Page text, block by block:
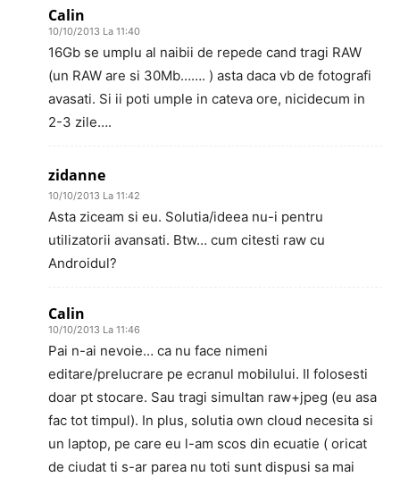
Calin
10/10/2013 La 11:40
16Gb se umplu al naibii de repede cand tragi RAW
(un RAW are si 30Mb……. ) asta daca vb de fotografi
avasati. Si ii poti umple in cateva ore, nicidecum in
2-3 zile….
zidanne
10/10/2013 La 11:42
Asta ziceam si eu. Solutia/ideea nu-i pentru
utilizatorii avansati. Btw… cum citesti raw cu
Androidul?
Calin
10/10/2013 La 11:46
Pai n-ai nevoie… ca nu face nimeni
editare/prelucrare pe ecranul mobilului. Il folosesti
doar pt stocare. Sau tragi simultan raw+jpeg (eu asa
fac tot timpul). In plus, solutia own cloud necesita si
un laptop, pe care eu l-am scos din ecuatie ( oricat
de ciudat ti s-ar parea nu toti sunt dispusi sa mai